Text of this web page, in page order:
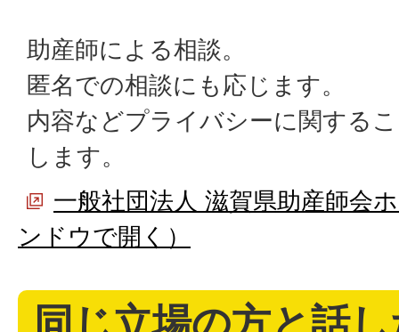
助産師による相談。
匿名での相談にも応じます。
内容などプライバシーに関する
します。
一般社団法人 滋賀県助産師会
ンドウで開く）
同じ立場の方と話